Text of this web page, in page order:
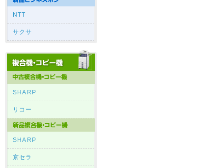
NTT
サクサ
SHARP
リコー
SHARP
京セラ